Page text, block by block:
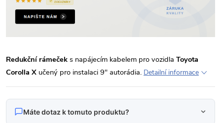
Redukční rámeček s napájecím kabelem pro vozidla Toyota
Corolla X učený pro instalaci 9" autorádia. Detailní informace
Máte dotaz k tomuto produktu?